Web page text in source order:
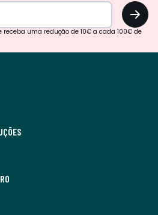
OK
uma redução de 10€ a cada 100€ de